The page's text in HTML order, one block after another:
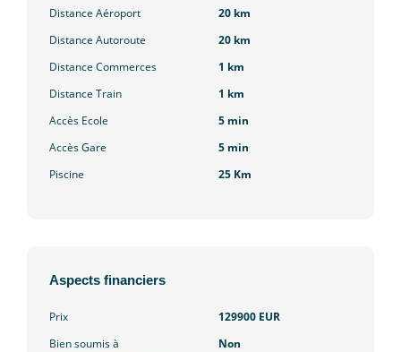
Distance Aéroport
20 km
Distance Autoroute
20 km
Distance Commerces
1 km
Distance Train
1 km
Accès Ecole
5 min
Accès Gare
5 min
Piscine
25 Km
Aspects financiers
Prix
129900 EUR
Bien soumis à
Non